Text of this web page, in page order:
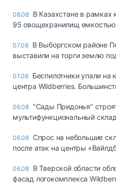
08.08 В Казахстане в рамках
95 овощехранилищ емкостью
07.08 В Выборгском районе
выставили на торги землю
07.08 Беспилотники упали на
центра Wildberries.
06.08 "Сады Придонья"
мультифункциональный
06.08 Спрос на небольшие
после атак на центры
06.08 В Тверской области
фасад логокомплекса